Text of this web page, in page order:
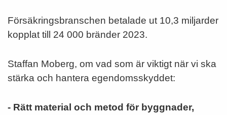
Försäkringsbranschen betalade ut 10,3 miljarder
kopplat till 24 000 bränder 2023.
Staffan Moberg, om vad som är viktigt när vi ska
stärka och hantera egendomsskyddet:
- Rätt material och metod för byggnader,